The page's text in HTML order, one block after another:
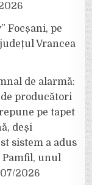
Focșani, pe
Vrancea
de alarmă:
producători
pe tapet
deși
sistem a adus
Pamfil, unul
2026